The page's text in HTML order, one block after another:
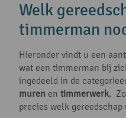
Welk
timmerman
Hieronder vindt u een
wat een timmerman bij
ingedeeld in de
muren en timmerwerk.
precies welk